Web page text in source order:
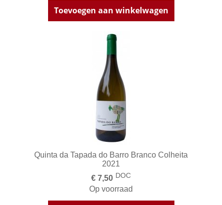
Toevoegen aan winkelwagen
Quinta da Tapada do Barro Branco Colheita
2021
€ 7,50 DOC
Op voorraad